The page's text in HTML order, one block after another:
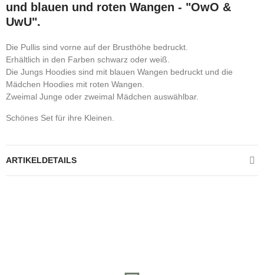
und blauen und roten Wangen - "OwO &
UwU".
Die Pullis sind vorne auf der Brusthöhe bedruckt.
Erhältlich in den Farben schwarz oder weiß.
Die Jungs Hoodies sind mit blauen Wangen bedruckt und die
Mädchen Hoodies mit roten Wangen.
Zweimal Junge oder zweimal Mädchen auswählbar.
Schönes Set für ihre Kleinen.
ARTIKELDETAILS